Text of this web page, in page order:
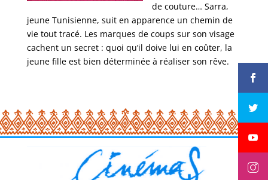
de couture… Sarra,
jeune Tunisienne, suit en apparence un chemin de
vie tout tracé. Les marques de coups sur son visage
cachent un secret : quoi qu’il doive lui en coûter, la
jeune fille est bien déterminée à réaliser son rêve.